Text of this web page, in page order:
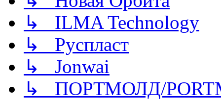
↳ ILMA Technology
↳ Руспласт
↳ Jonwai
↳ ПОРТМОЛД/